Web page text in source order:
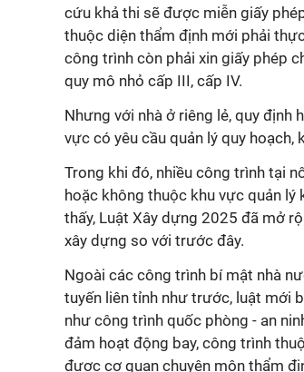
cứu khả thi sẽ được miễn giấy
thuộc diện thẩm định mới phải
công trình còn phải xin giấy phép
quy mô nhỏ cấp III, cấp IV.
Nhưng với nhà ở riêng lẻ, quy định
vực có yêu cầu quản lý quy
Trong khi đó, nhiều công trình tại
hoặc không thuộc khu vực quản
thấy, Luật Xây dựng 2025 đã mở
xây dựng so với trước đây.
Ngoài các công trình bí mật nhà
tuyến liên tỉnh như trước, luật mới
như công trình quốc phòng - an
đảm hoạt động bay, công trình
được cơ quan chuyên môn thẩm